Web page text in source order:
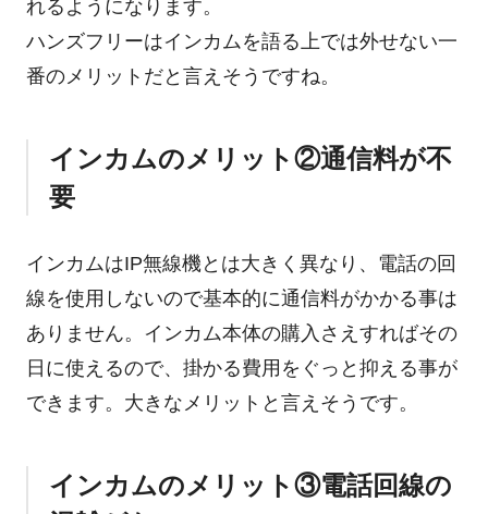
れるようになります。
ハンズフリーはインカムを語る上では外せない一
番のメリットだと言えそうですね。
インカムのメリット②通信料が不
要
インカムはIP無線機とは大きく異なり、電話の回
線を使用しないので基本的に通信料がかかる事は
ありません。インカム本体の購入さえすればその
日に使えるので、掛かる費用をぐっと抑える事が
できます。大きなメリットと言えそうです。
インカムのメリット③電話回線の